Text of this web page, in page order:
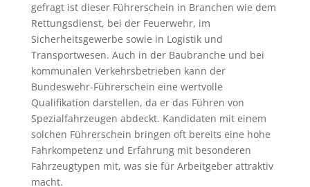
gefragt ist dieser Führerschein in Branchen wie dem
Rettungsdienst, bei der Feuerwehr, im
Sicherheitsgewerbe sowie in Logistik und
Transportwesen. Auch in der Baubranche und bei
kommunalen Verkehrsbetrieben kann der
Bundeswehr-Führerschein eine wertvolle
Qualifikation darstellen, da er das Führen von
Spezialfahrzeugen abdeckt. Kandidaten mit einem
solchen Führerschein bringen oft bereits eine hohe
Fahrkompetenz und Erfahrung mit besonderen
Fahrzeugtypen mit, was sie für Arbeitgeber attraktiv
macht.